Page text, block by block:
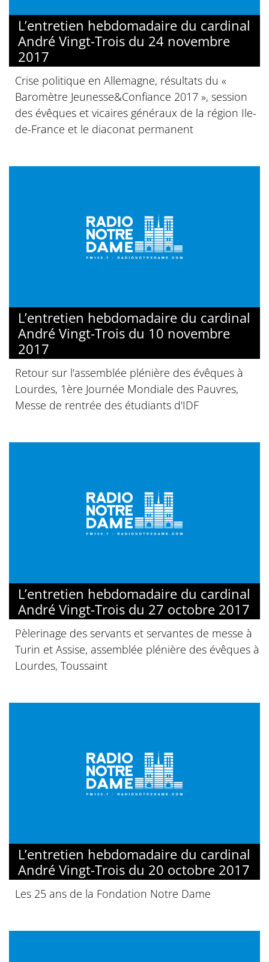
L’entretien hebdomadaire du cardinal
André Vingt-Trois du 24 novembre
2017
Crise politique en Allemagne, résultats du «
Baromètre Jeunesse&Confiance 2017 », session
des évêques et vicaires généraux de la région Ile-
de-France et le diaconat permanent
L’entretien hebdomadaire du cardinal
André Vingt-Trois du 10 novembre
2017
Retour sur l'assemblée plénière des évêques à
Lourdes, 1ère Journée Mondiale des Pauvres,
Messe de rentrée des étudiants d'IDF
L’entretien hebdomadaire du cardinal
André Vingt-Trois du 27 octobre 2017
Pèlerinage des servants et servantes de messe à
Turin et Assise, assemblée plénière des évêques à
Lourdes, Toussaint
L’entretien hebdomadaire du cardinal
André Vingt-Trois du 20 octobre 2017
Les 25 ans de la Fondation Notre Dame